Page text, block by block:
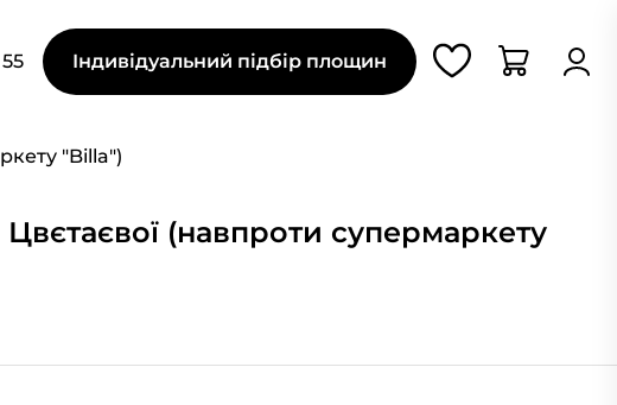
Індивідуальний підбір площин
"Billa")
(навпроти супермаркету